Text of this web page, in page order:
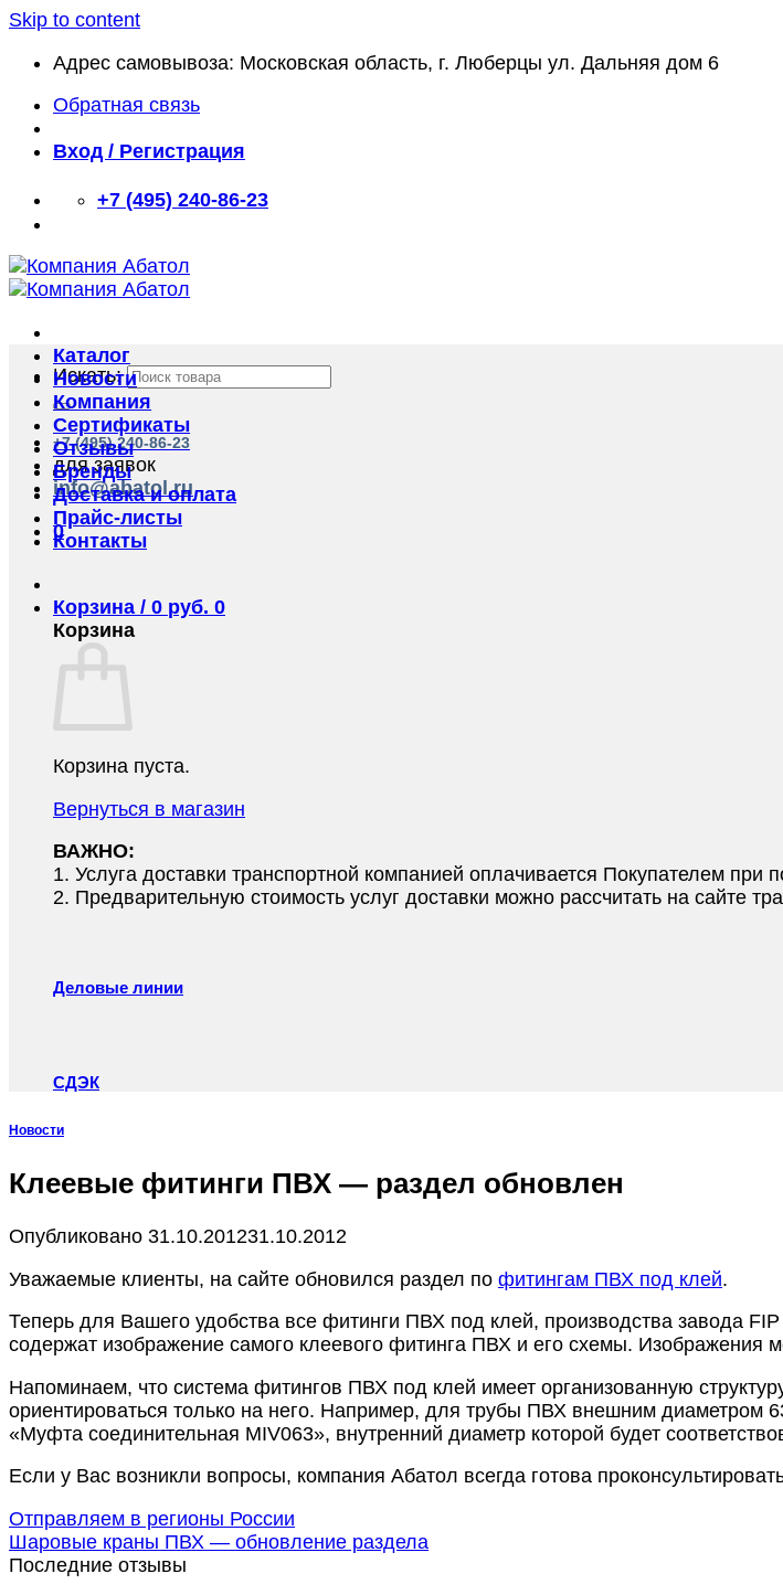
Skip to content
Адрес самовывоза: Московская область, г. Люберцы ул. Дальняя дом 6
Обратная связь
Вход / Регистрация
+7 (495) 240-86-23
Искать:
+7 (495) 240-86-23
для заявок
info@abatol.ru
0
Каталог
Новости
Компания
Сертификаты
Отзывы
Бренды
Доставка и оплата
Прайс-листы
Контакты
Корзина / 0 руб. 0
Корзина
Корзина пуста.
Вернуться в магазин
ВАЖНО:
1.⁠ ⁠Услуга доставки транспортной компанией оплачивается Покупателем при
2.⁠ ⁠Предварительную стоимость услуг доставки можно рассчитать на сайте
Деловые линии
СДЭК
Новости
Клеевые фитинги ПВХ — раздел обновлен
Опубликовано 31.10.201231.10.2012
Уважаемые клиенты, на сайте обновился раздел по фитингам ПВХ под клей.
Теперь для Вашего удобства все фитинги ПВХ под клей, производства завода
содержат изображение самого клеевого фитинга ПВХ и его схемы. Изображения
Напоминаем, что система фитингов ПВХ под клей имеет организованную
ориентироваться только на него. Например, для трубы ПВХ внешним
«Муфта соединительная MIV063», внутренний диаметр которой будет
Если у Вас возникли вопросы, компания Абатол всегда готова
Отправляем в регионы России
Шаровые краны ПВХ — обновление раздела
Последние отзывы